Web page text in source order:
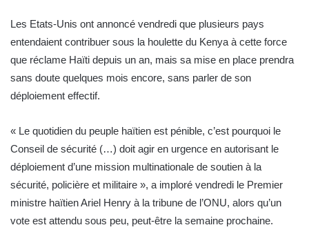
Les Etats-Unis ont annoncé vendredi que plusieurs pays
entendaient contribuer sous la houlette du Kenya à cette force
que réclame Haïti depuis un an, mais sa mise en place prendra
sans doute quelques mois encore, sans parler de son
déploiement effectif.
« Le quotidien du peuple haïtien est pénible, c’est pourquoi le
Conseil de sécurité (…) doit agir en urgence en autorisant le
déploiement d’une mission multinationale de soutien à la
sécurité, policière et militaire », a imploré vendredi le Premier
ministre haïtien Ariel Henry à la tribune de l’ONU, alors qu’un
vote est attendu sous peu, peut-être la semaine prochaine.